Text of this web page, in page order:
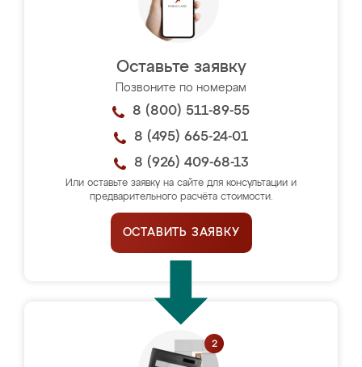
Оставьте заявку
Позвоните по номерам
8 (800) 511-89-55
8 (495) 665-24-01
8 (926) 409-68-13
Или оставьте заявку на сайте для консультации и
предварительного расчёта стоимости.
ОСТАВИТЬ ЗАЯВКУ